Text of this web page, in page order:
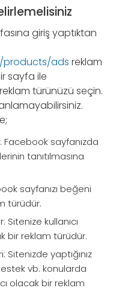
giriş yaptıktan
products/ads reklam
sayfa ile
türünüzü seçin.
Facebook sayfanızda
tanıtılmasına
sayfanızı beğeni
türüdür.
Sitenize kullanıcı
bir reklam türüdür.
yaptığınız
vb. konularda
olacak bir reklam